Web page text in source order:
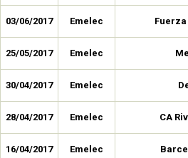
03/06/2017 Emelec
25/05/2017 Emelec
30/04/2017 Emelec
28/04/2017 Emelec CA
16/04/2017 Emelec